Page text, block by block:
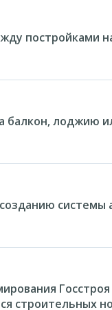
постройками
балкон, лоджию
системы
строительных